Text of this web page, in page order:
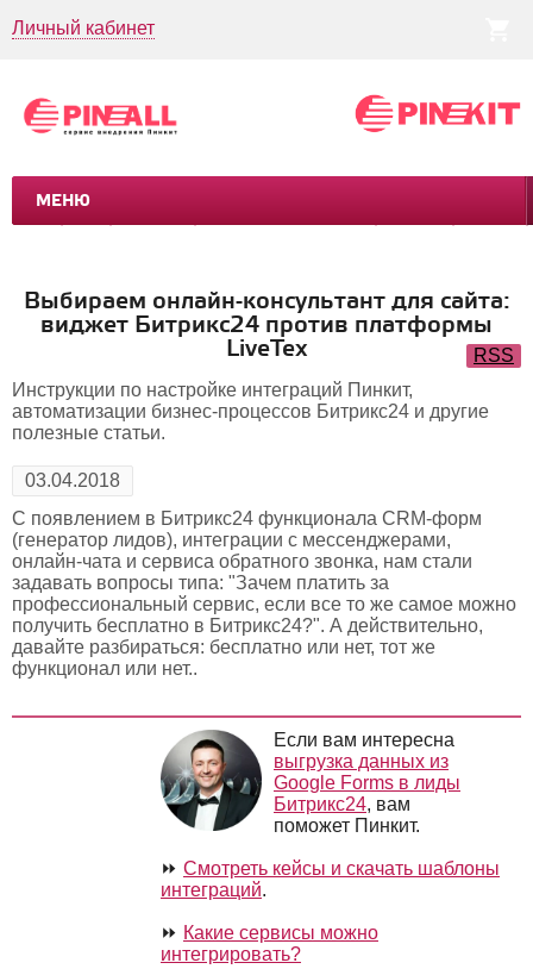
Личный кабинет
МЕНЮ
CRM CMS
Выбираем онлайн-консультант для сайта:
виджет Битрикс24 против платформы
LiveTex
Инструкции по настройке интеграций Пинкит,
автоматизации бизнес-процессов Битрикс24 и другие
полезные статьи.
RSS
03.04.2018
С появлением в Битрикс24 функционала CRM-форм
(генератор лидов), интеграции с мессенджерами,
онлайн-чата и сервиса обратного звонка, нам стали
задавать вопросы типа: "Зачем платить за
профессиональный сервис, если все то же самое можно
получить бесплатно в Битрикс24?". А действительно,
давайте разбираться: бесплатно или нет, тот же
функционал или нет..
Если вам интересна
выгрузка данных из
Google Forms в лиды
Битрикс24, вам
поможет Пинкит.
⏩ Смотреть кейсы и скачать шаблоны
интеграций.
⏩ Какие сервисы можно
интегрировать?